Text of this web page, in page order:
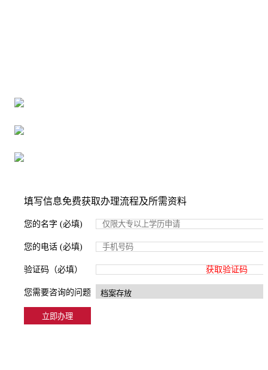
填写信息免费获取办理流程及所需资料
您的名字 (必填)
您的电话 (必填)
验证码（必填） 获取验证码
您需要咨询的问题